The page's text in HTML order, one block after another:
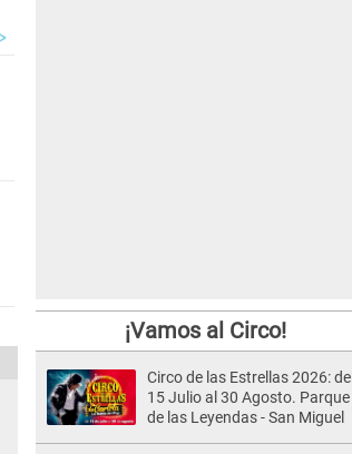
¡Vamos al Circo!
Circo de las Estrellas 2026: del
15 Julio al 30 Agosto. Parque
de las Leyendas - San Miguel